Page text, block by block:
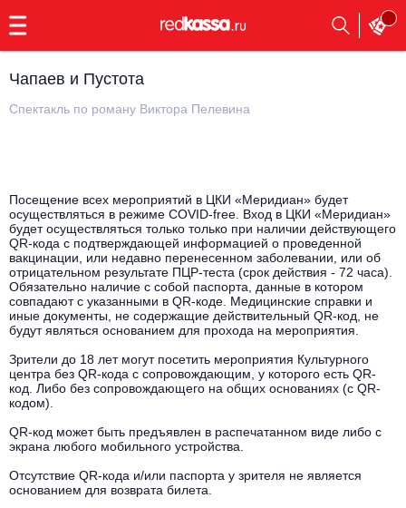
Как купить
Контакты
Выбрать другой город
23:00
Заказать
обратный
Электронная музыка
Rap, hip-hop, RnB
Панк
Концерты на теплоходе
Все события
Все события
Поэтический вечер
Опера
Известные актёры
Комедия
Все события
Другое для детей
Детский концерт
Детский спектакль
Все события
Чапаев и Пустота
Спектакль по роману Виктора Пелевина
Посещение всех мероприятий в ЦКИ «Меридиан» будет
осуществляться в режиме COVID-free. Вход в ЦКИ «Меридиан»
будет осуществляться только только при наличии действующего
QR-кода с подтверждающей информацией о проведенной
вакцинации, или недавно перенесенном заболевании, или об
отрицательном результате ПЦР-теста (срок действия - 72 часа).
Обязательно наличие с собой паспорта, данные в котором
совпадают с указанными в QR-коде. Медицинские справки и
иные документы, не содержащие действительный QR-код, не
будут являться основанием для прохода на мероприятия.
Зрители до 18 лет могут посетить мероприятия Культурного
центра без QR-кода с сопровождающим, у которого есть QR-
код. Либо без сопровождающего на общих основаниях (с QR-
кодом).
QR-код может быть предъявлен в распечатанном виде либо с
экрана любого мобильного устройства.
Отсутствие QR-кода и/или паспорта у зрителя не является
основанием для возврата билета.